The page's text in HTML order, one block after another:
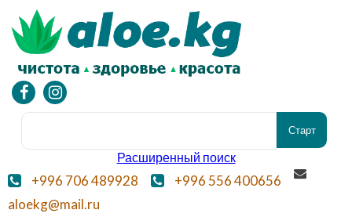
Расширенный поиск
+996 706 489928
+996 556 400656
aloekg@mail.ru